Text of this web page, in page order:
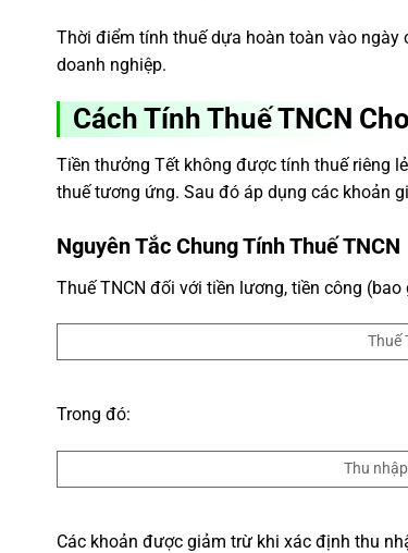
Thời điểm tính thuế dựa hoàn toàn vào ngày
doanh nghiệp.
Cách Tính Thuế TNCN
Tiền thưởng Tết không được tính thuế riêng
thuế tương ứng. Sau đó áp dụng các khoản
Nguyên Tắc Chung Tính Thuế TNCN
Thuế TNCN đối với tiền lương, tiền công
Thuế
Trong đó:
Thu
Các khoản được giảm trừ khi xác định thu